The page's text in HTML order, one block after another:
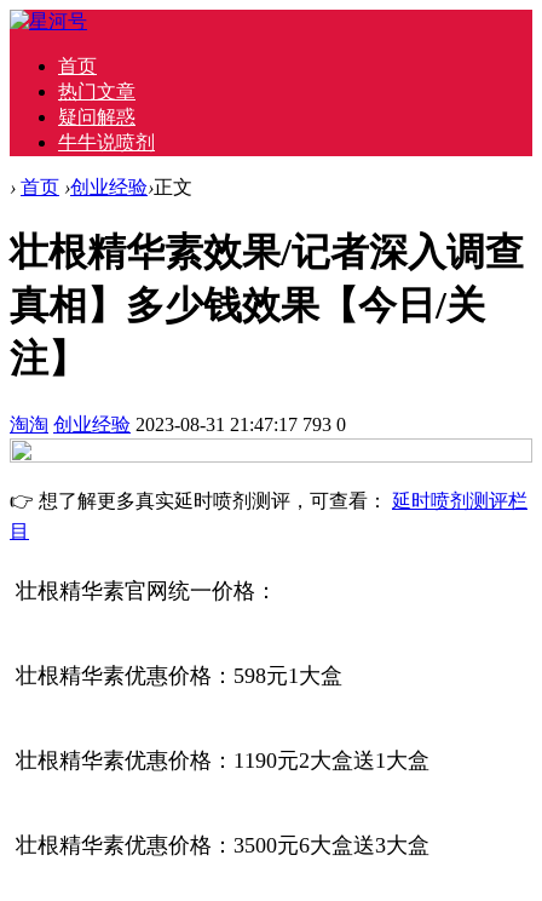
首页
热门文章
疑问解惑
牛牛说喷剂
› 首页 ›创业经验›正文
壮根精华素效果/记者深入调查
真相】多少钱效果【今日/关
注】
淘淘 创业经验 2023-08-31 21:47:17 793 0
👉 想了解更多真实延时喷剂测评，可查看： 延时喷剂测评栏
目
壮根精华素官网统一价格：
壮根精华素优惠价格：598元1大盒
壮根精华素优惠价格：1190元2大盒送1大盒
壮根精华素优惠价格：3500元6大盒送3大盒